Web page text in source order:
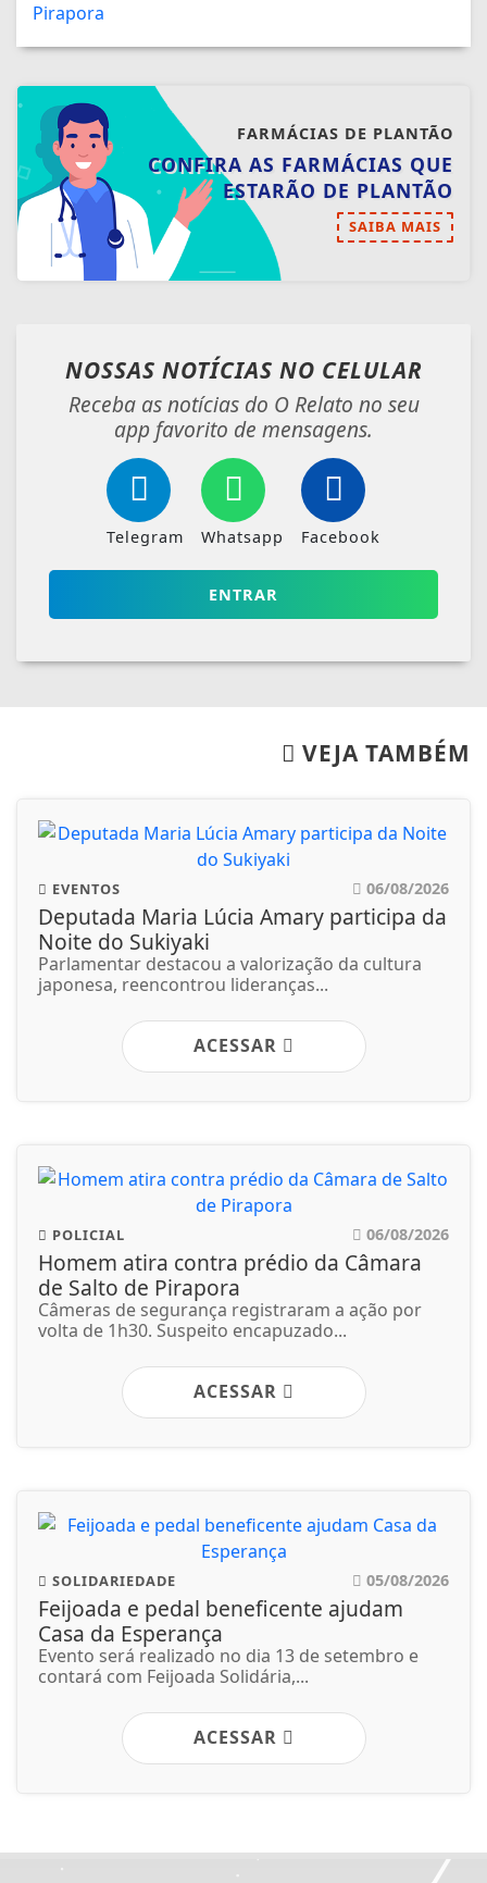
FARMÁCIAS DE PLANTÃO
CONFIRA AS FARMÁCIAS QUE
ESTARÃO DE PLANTÃO
SAIBA MAIS
NOSSAS NOTÍCIAS NO CELULAR
Receba as notícias do O Relato no seu
app favorito de mensagens.
Telegram Whatsapp Facebook
ENTRAR
VEJA TAMBÉM
EVENTOS 06/08/2026
Deputada Maria Lúcia Amary participa da
Noite do Sukiyaki
Parlamentar destacou a valorização da cultura
japonesa, reencontrou lideranças...
ACESSAR
POLICIAL 06/08/2026
Homem atira contra prédio da Câmara
de Salto de Pirapora
Câmeras de segurança registraram a ação por
volta de 1h30. Suspeito encapuzado...
ACESSAR
SOLIDARIEDADE 05/08/2026
Feijoada e pedal beneficente ajudam
Casa da Esperança
Evento será realizado no dia 13 de setembro e
contará com Feijoada Solidária,...
ACESSAR